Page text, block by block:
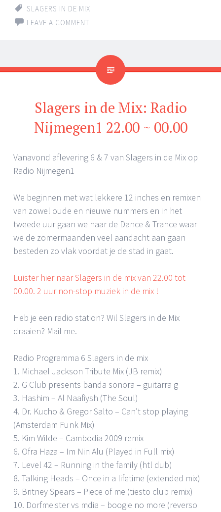
SLAGERS IN DE MIX
LEAVE A COMMENT
Slagers in de Mix: Radio
Nijmegen1 22.00 ~ 00.00
Vanavond aflevering 6 & 7 van Slagers in de Mix op
Radio Nijmegen1
We beginnen met wat lekkere 12 inches en remixen
van zowel oude en nieuwe nummers en in het
tweede uur gaan we naar de Dance & Trance waar
we de zomermaanden veel aandacht aan gaan
besteden zo vlak voordat je de stad in gaat.
Luister hier naar Slagers in de mix van 22.00 tot
00.00. 2 uur non-stop muziek in de mix !
Heb je een radio station? Wil Slagers in de Mix
draaien? Mail me.
Radio Programma 6 Slagers in de mix
1. Michael Jackson Tribute Mix (JB remix)
2. G Club presents banda sonora – guitarra g
3. Hashim – Al Naafiysh (The Soul)
4. Dr. Kucho & Gregor Salto – Can’t stop playing
(Amsterdam Funk Mix)
5. Kim Wilde – Cambodia 2009 remix
6. Ofra Haza – Im Nin Alu (Played in Full mix)
7. Level 42 – Running in the family (htl dub)
8. Talking Heads – Once in a lifetime (extended mix)
9. Britney Spears – Piece of me (tiesto club remix)
10. Dorfmeister vs mdia – boogie no more (reverso